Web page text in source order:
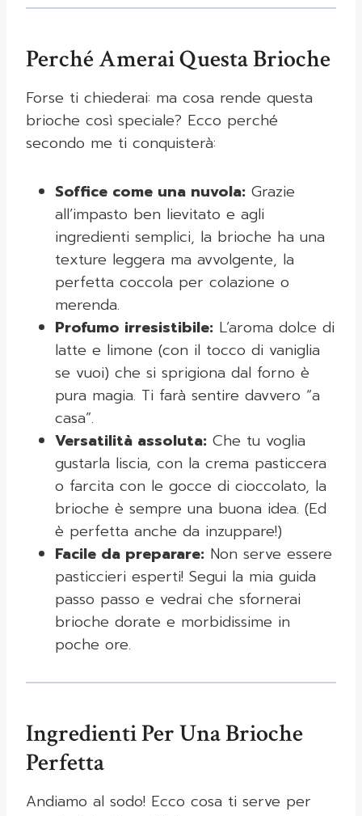
Perché Amerai Questa Brioche
Forse ti chiederai: ma cosa rende questa
brioche così speciale? Ecco perché
secondo me ti conquisterà:
Soffice come una nuvola: Grazie
all’impasto ben lievitato e agli
ingredienti semplici, la brioche ha una
texture leggera ma avvolgente, la
perfetta coccola per colazione o
merenda.
Profumo irresistibile: L’aroma dolce di
latte e limone (con il tocco di vaniglia
se vuoi) che si sprigiona dal forno è
pura magia. Ti farà sentire davvero “a
casa”.
Versatilità assoluta: Che tu voglia
gustarla liscia, con la crema pasticcera
o farcita con le gocce di cioccolato, la
brioche è sempre una buona idea. (Ed
è perfetta anche da inzuppare!)
Facile da preparare: Non serve essere
pasticcieri esperti! Segui la mia guida
passo passo e vedrai che sfornerai
brioche dorate e morbidissime in
poche ore.
Ingredienti Per Una Brioche
Perfetta
Andiamo al sodo! Ecco cosa ti serve per